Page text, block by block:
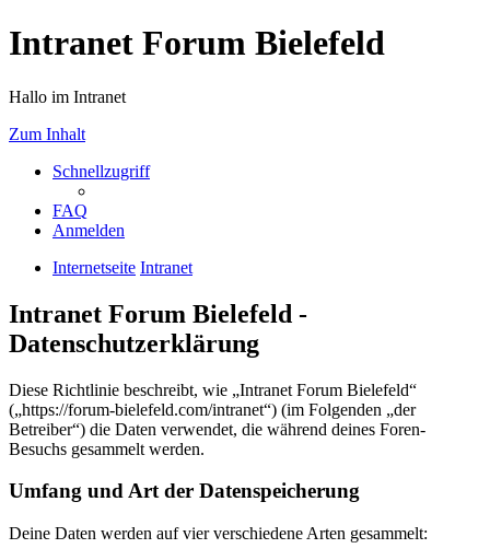
Intranet Forum Bielefeld
Hallo im Intranet
Zum Inhalt
Schnellzugriff
FAQ
Anmelden
Internetseite Intranet
Intranet Forum Bielefeld -
Datenschutzerklärung
Diese Richtlinie beschreibt, wie „Intranet Forum Bielefeld“
(„https://forum-bielefeld.com/intranet“) (im Folgenden „der
Betreiber“) die Daten verwendet, die während deines Foren-
Besuchs gesammelt werden.
Umfang und Art der Datenspeicherung
Deine Daten werden auf vier verschiedene Arten gesammelt: